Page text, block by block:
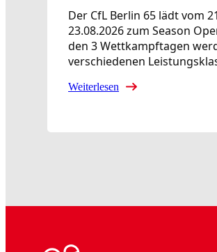
Der CfL Berlin 65 lädt vom
23.08.2026 zum Season
den 3 Wettkampftagen
verschiedenen
Weiterlesen